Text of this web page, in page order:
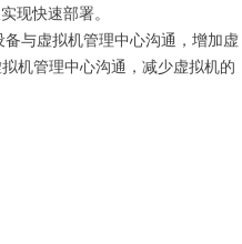
现快速部署。
与虚拟机管理中心沟通，增加虚
机管理中心沟通，减少虚拟机的